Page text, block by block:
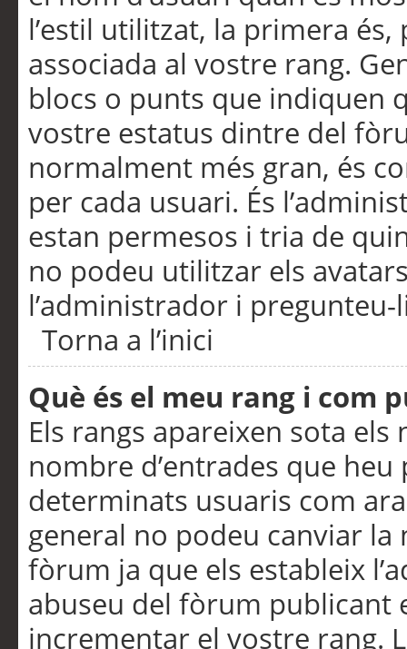
l’estil utilitzat, la primera
associada al vostre rang.
blocs o punts que indiquen
vostre estatus dintre del
normalment més gran, és
per cada usuari. És
estan permesos i tria de
no podeu utilitzar els
l’administrador i pregunteu-
Torna a l’inici
Què és el meu rang i com
Els rangs apareixen sota
nombre d’entrades que
determinats usuaris com
general no podeu canviar
fòrum ja que els estableix
abuseu del fòrum publicant
incrementar el vostre rang.